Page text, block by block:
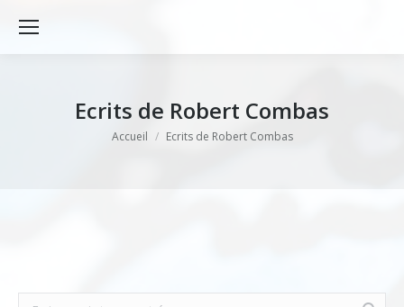
Ecrits de Robert Combas
Vous êtes ici :
Accueil Ecrits de Robert Combas
Recherche